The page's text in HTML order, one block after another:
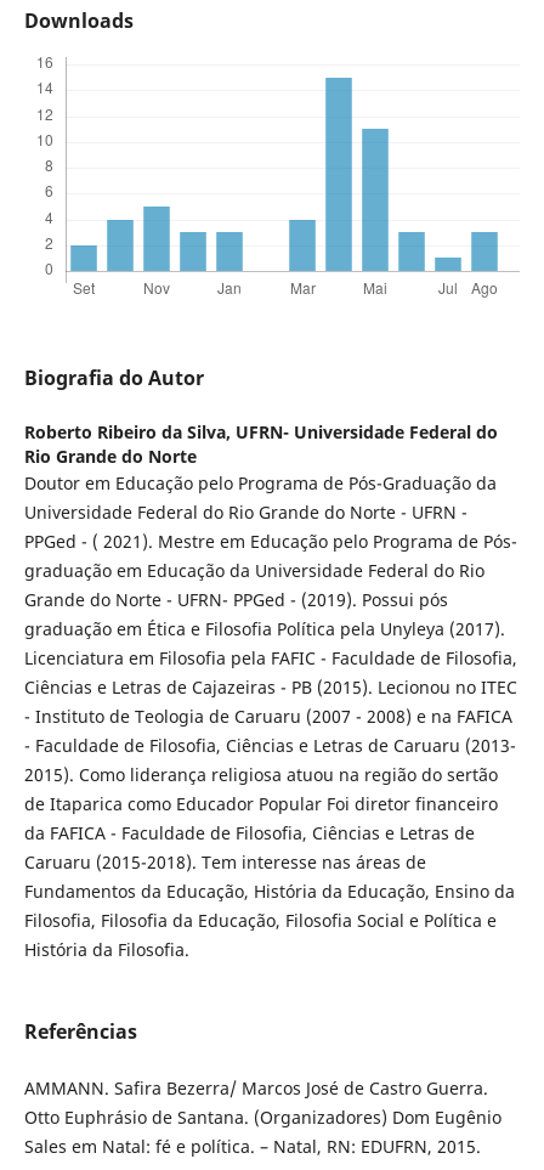
Downloads
Biografia do Autor
Roberto Ribeiro da Silva, UFRN- Universidade Federal do
Rio Grande do Norte
Doutor em Educação pelo Programa de Pós-Graduação da
Universidade Federal do Rio Grande do Norte - UFRN -
PPGed - ( 2021). Mestre em Educação pelo Programa de Pós-
graduação em Educação da Universidade Federal do Rio
Grande do Norte - UFRN- PPGed - (2019). Possui pós
graduação em Ética e Filosofia Política pela Unyleya (2017).
Licenciatura em Filosofia pela FAFIC - Faculdade de Filosofia,
Ciências e Letras de Cajazeiras - PB (2015). Lecionou no ITEC
- Instituto de Teologia de Caruaru (2007 - 2008) e na FAFICA
- Faculdade de Filosofia, Ciências e Letras de Caruaru (2013-
2015). Como liderança religiosa atuou na região do sertão
de Itaparica como Educador Popular Foi diretor financeiro
da FAFICA - Faculdade de Filosofia, Ciências e Letras de
Caruaru (2015-2018). Tem interesse nas áreas de
Fundamentos da Educação, História da Educação, Ensino da
Filosofia, Filosofia da Educação, Filosofia Social e Política e
História da Filosofia.
Referências
AMMANN. Safira Bezerra/ Marcos José de Castro Guerra.
Otto Euphrásio de Santana. (Organizadores) Dom Eugênio
Sales em Natal: fé e política. – Natal, RN: EDUFRN, 2015.